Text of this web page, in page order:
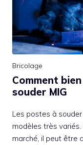
Bricolage
Comment
souder MIG
Les postes à
modèles très
marché, il peut être